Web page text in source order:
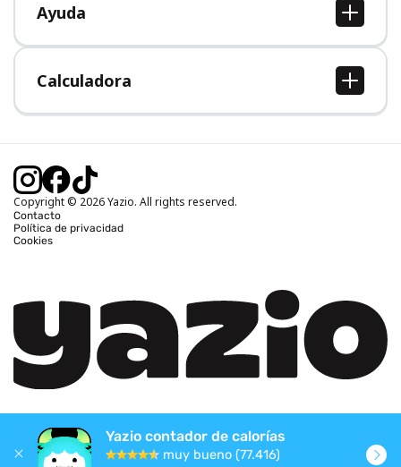
Ayuda
Centro de ayuda
Calculadora
Calcular IMC
Calcular peso ideal
Calcular calorías quemadas
Copyright © 2026 Yazio. All rights reserved.
Contacto
Política de privacidad
Cookies
Yazio contador de calorías
muy bueno (77.416)